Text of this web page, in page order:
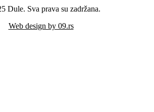
Dule. Sva prava su zadržana.
Web design by 09.rs